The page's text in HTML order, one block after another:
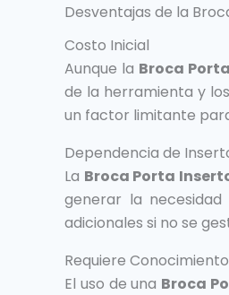
Desventajas de la
Costo Inicial
Aunque la Broca
de la herramienta y
un factor limitante
Dependencia de
La Broca Porta
generar la
adicionales si no se
Requiere
El uso de una Broca